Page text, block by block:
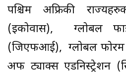
पश्चिम अफ्रिकी
(इकोवास), ग्लोबल
(जिएफआई), ग्लोबल फोरम
अफ ट्याक्स एडनिस्ट्रेशन